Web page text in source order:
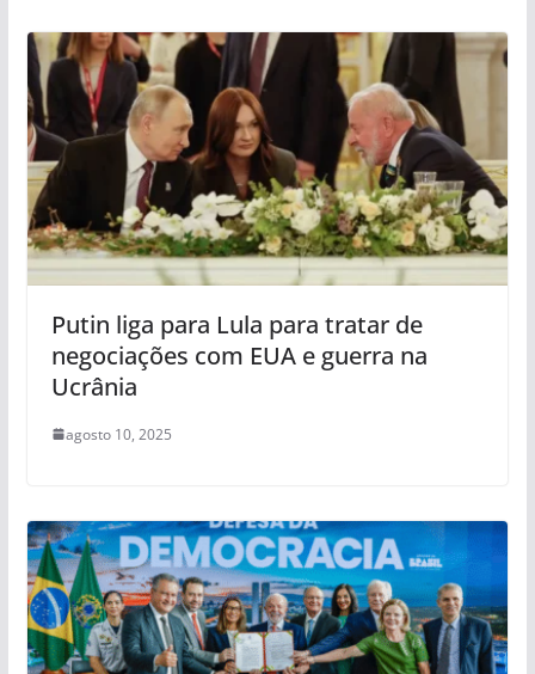
Putin liga para Lula para tratar de
negociações com EUA e guerra na
Ucrânia
agosto 10, 2025